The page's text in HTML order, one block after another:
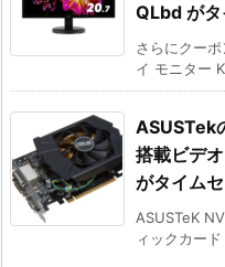
QLbd が
さらにクー
イ モニター
ASUSTek
搭載ビデ
がタイム
ASUSTeK
ィックカー